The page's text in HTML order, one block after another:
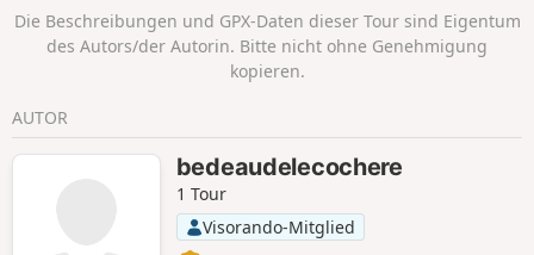
Die Beschreibungen und GPX-Daten dieser Tour sind Eigentum
des Autors/der Autorin. Bitte nicht ohne Genehmigung
kopieren.
AUTOR
bedeaudelecochere
1 Tour
Visorando-Mitglied